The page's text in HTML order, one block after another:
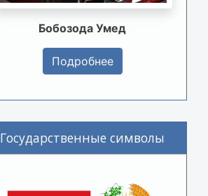
Бобозода Умед
Подробнее
Государственные символы